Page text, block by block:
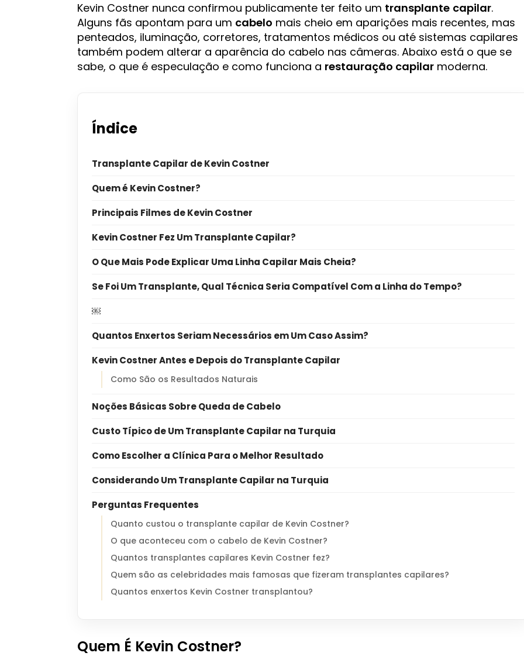
Kevin Costner nunca confirmou publicamente ter feito um transplante capilar.
Alguns fãs apontam para um cabelo mais cheio em aparições mais recentes, mas
penteados, iluminação, corretores, tratamentos médicos ou até sistemas capilares
também podem alterar a aparência do cabelo nas câmeras. Abaixo está o que se
sabe, o que é especulação e como funciona a restauração capilar moderna.
Índice
Transplante Capilar de Kevin Costner
Quem é Kevin Costner?
Principais Filmes de Kevin Costner
Kevin Costner Fez Um Transplante Capilar?
O Que Mais Pode Explicar Uma Linha Capilar Mais Cheia?
Se Foi Um Transplante, Qual Técnica Seria Compatível Com a Linha do Tempo?
￼
Quantos Enxertos Seriam Necessários em Um Caso Assim?
Kevin Costner Antes e Depois do Transplante Capilar
Como São os Resultados Naturais
Noções Básicas Sobre Queda de Cabelo
Custo Típico de Um Transplante Capilar na Turquia
Como Escolher a Clínica Para o Melhor Resultado
Considerando Um Transplante Capilar na Turquia
Perguntas Frequentes
Quanto custou o transplante capilar de Kevin Costner?
O que aconteceu com o cabelo de Kevin Costner?
Quantos transplantes capilares Kevin Costner fez?
Quem são as celebridades mais famosas que fizeram transplantes capilares?
Quantos enxertos Kevin Costner transplantou?
Quem É Kevin Costner?